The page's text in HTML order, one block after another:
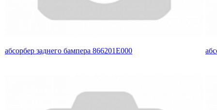
абсорбер заднего бампера 866201E000